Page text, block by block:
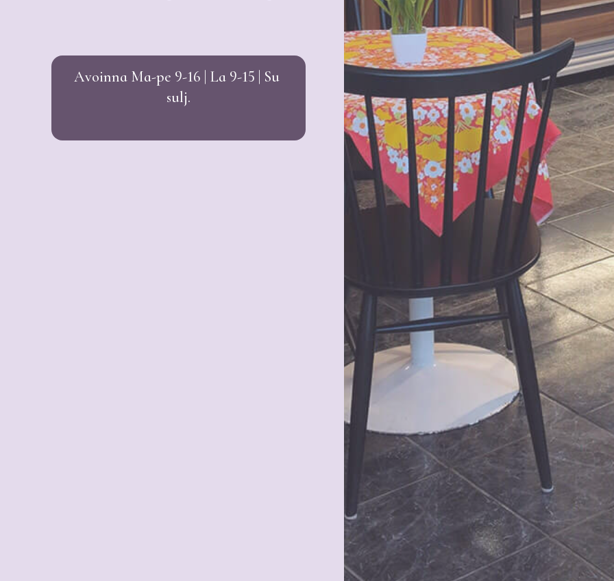
Avoinna Ma-pe 9-16 | La 9-15 | Su
sulj.